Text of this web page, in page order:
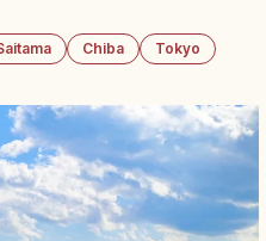
Chiba
Tokyo